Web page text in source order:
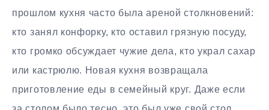
прошлом кухня часто была ареной столкновений:
кто занял конфорку, кто оставил грязную посуду,
кто громко обсуждает чужие дела, кто украл сахар
или кастрюлю. Новая кухня возвращала
приготовление еды в семейный круг. Даже если